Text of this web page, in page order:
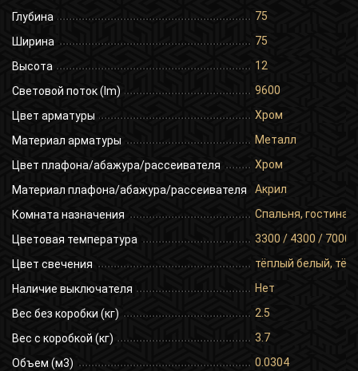
Глубина 75
Ширина 75
Высота 12
Световой поток (lm) 9600
Цвет арматуры Хром
Материал арматуры Металл
Цвет плафона/абажура/рассеивателя Хром
Материал плафона/абажура/рассеивателя Акрил
Комната назначения Спальня,
Цветовая температура 3300 / 4300 / 7000
Цвет свечения тёплый белый,
Наличие выключателя Нет
Вес без коробки (кг) 2.5
Вес с коробкой (кг) 3.7
Объем (м3) 0.0304